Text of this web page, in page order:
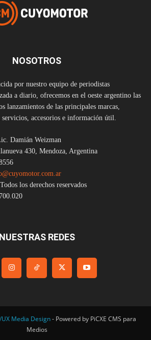
NOSOTROS
por nuestro equipo de periodistas
a diario, ofrecemos en el oeste argentino las
lanzamientos de las principales marcas,
servicios, accesorios e información útil.
Damián Weizman
430, Mendoza, Argentina
los derechos reservados
NUESTRAS REDES
UX Media Design- Powered by PiCXE CMS para
Medios